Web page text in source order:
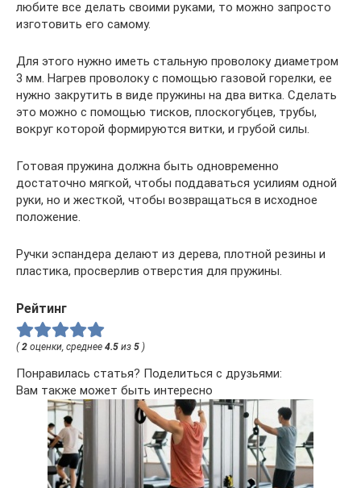
любите все делать своими руками, то можно запросто
изготовить его самому.
Для этого нужно иметь стальную проволоку диаметром
3 мм. Нагрев проволоку с помощью газовой горелки, ее
нужно закрутить в виде пружины на два витка. Сделать
это можно с помощью тисков, плоскогубцев, трубы,
вокруг которой формируются витки, и грубой силы.
Готовая пружина должна быть одновременно
достаточно мягкой, чтобы поддаваться усилиям одной
руки, но и жесткой, чтобы возвращаться в исходное
положение.
Ручки эспандера делают из дерева, плотной резины и
пластика, просверлив отверстия для пружины.
Рейтинг
( 2 оценки, среднее 4.5 из 5 )
Понравилась статья? Поделиться с друзьями:
Вам также может быть интересно